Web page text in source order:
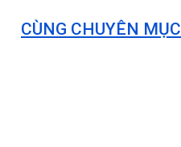
CÙNG CHUYÊN MỤC